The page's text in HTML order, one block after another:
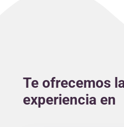
Te ofrecemos
experiencia en